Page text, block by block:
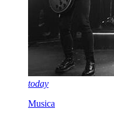
today
Musica